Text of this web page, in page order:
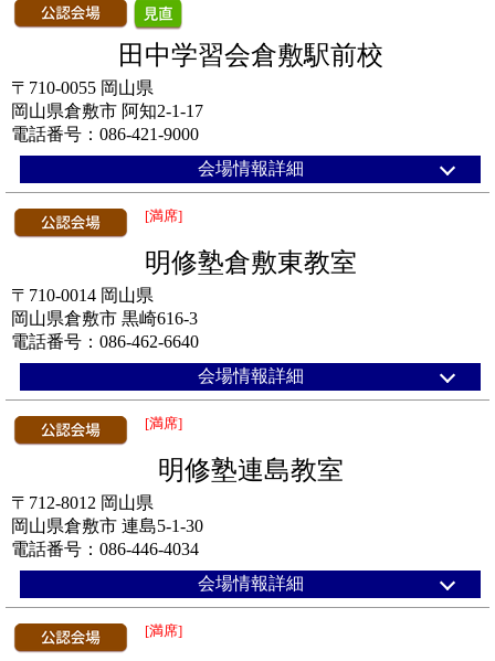
田中学習会倉敷駅前校
〒710-0055 岡山県
岡山県倉敷市 阿知2-1-17
電話番号：086-421-9000
会場情報詳細
[満席]
明修塾倉敷東教室
〒710-0014 岡山県
岡山県倉敷市 黒崎616-3
電話番号：086-462-6640
会場情報詳細
[満席]
明修塾連島教室
〒712-8012 岡山県
岡山県倉敷市 連島5-1-30
電話番号：086-446-4034
会場情報詳細
[満席]